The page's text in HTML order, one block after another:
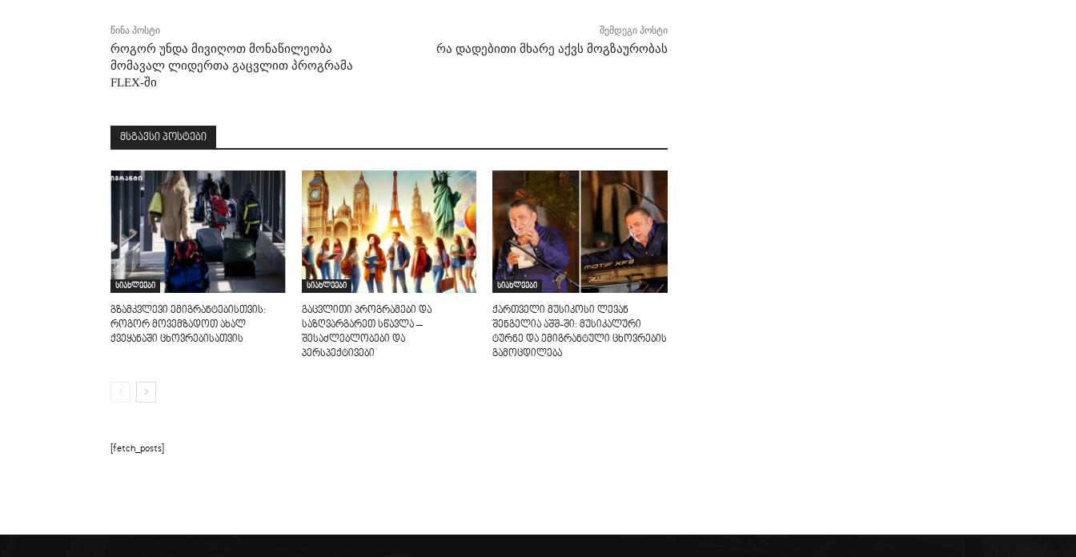
წინა პოსტი
როგორ უნდა მივიღოთ მონაწილეობა
მომავალ ლიდერთა გაცვლით პროგრამა
FLEX-ში
შემდეგი პოსტი
რა დადებითი მხარე აქვს მოგზაურობას
მსგავსი პოსტები
სიახლეები
გზამკვლევი ემიგრანტებისთვის:
როგორ მოვემზადოთ ახალ
ქვეყანაში ცხოვრებისათვის
სიახლეები
გაცვლითი პროგრამები და
საზღვარგარეთ სწავლა –
შესაძლებლობები და
პერსპექტივები
სიახლეები
ქართველი მუსიკოსი ლევან
შენგელია აშშ-ში: მუსიკალური
ტურნე და ემიგრანტული ცხოვრების
გამოცდილება
[fetch_posts]